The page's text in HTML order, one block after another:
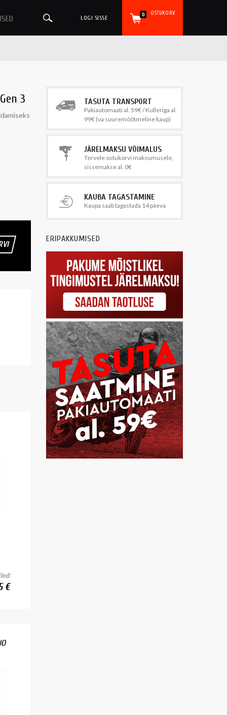
OSTUKORV
0
LOGI SISSE
TASUTA TRANSPORT
Pakiautomaati al. 59€ / Kulleriga al.
99€ (va suuremõõtmeline kaup)
JÄRELMAKSU VÕIMALUS
Tervele ostukorvi maksumusele,
sissemakse al. 0€
KAUBA TAGASTAMINE
Kaupa saab tagastada 14 päeva
ERIPAKKUMISED
3
€